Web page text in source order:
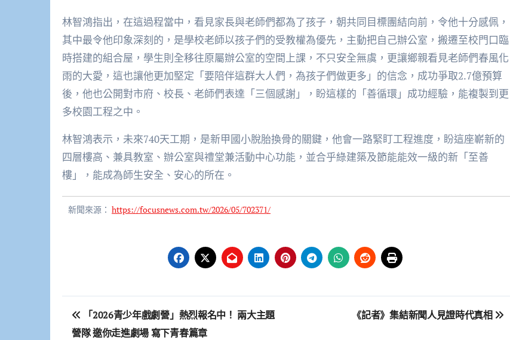
林智鴻指出，在這過程當中，看見家長與老師們都為了孩子，朝共同目標團結向前，令他十分感佩，
其中最令他印象深刻的，是學校老師以孩子們的受教權為優先，主動把自己辦公室，搬遷至校門口臨
時搭建的組合屋，學生則全移往原屬辦公室的空間上課，不只安全無虞，更讓鄉親看見老師們春風化
雨的大愛，這也讓他更加堅定「要陪伴這群大人們，為孩子們做更多」的信念，成功爭取2.7億預算
後，他也公開對市府、校長、老師們表達「三個感謝」，盼這樣的「善循環」成功經驗，能複製到更
多校園工程之中。
林智鴻表示，未來740天工期，是新甲國小脫胎換骨的關鍵，他會一路緊盯工程進度，盼這座嶄新的
四層樓高、兼具教室、辦公室與禮堂兼活動中心功能，並合乎綠建築及節能能效一級的新「至善
樓」，能成為師生安全、安心的所在。
新聞來源： https://focusnews.com.tw/2026/05/702371/
文
章
「2026青少年戲劇營」熱烈報名中！ 兩大主題
營隊 邀你走進劇場 寫下青春篇章
《記者》集結新聞人見證時代真相